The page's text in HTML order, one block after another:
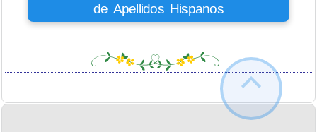
de Apellidos Hispanos